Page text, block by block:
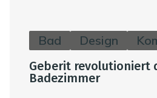
Bad Design
Geberit revolutioniert
Badezimmer